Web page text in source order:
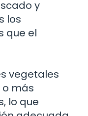
y
los
que el
vegetales
más
lo que